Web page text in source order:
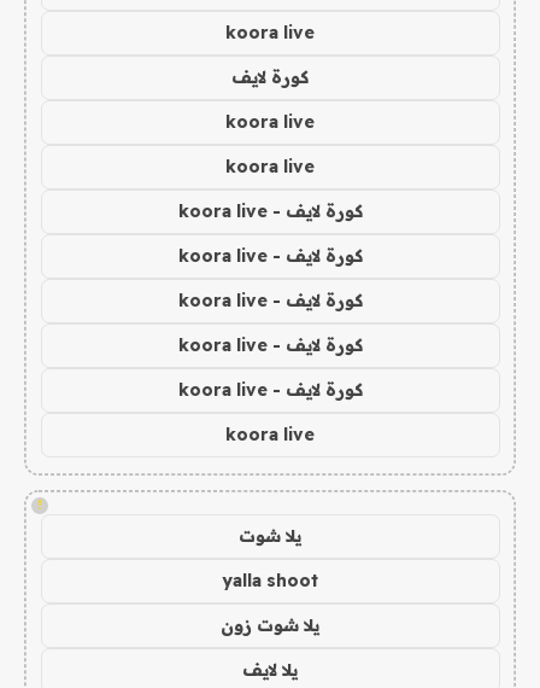
koora live
كورة لايف
koora live
koora live
كورة لايف - koora live
كورة لايف - koora live
كورة لايف - koora live
كورة لايف - koora live
كورة لايف - koora live
koora live
!
يلا شوت
yalla shoot
يلا شوت زون
يلا لايف